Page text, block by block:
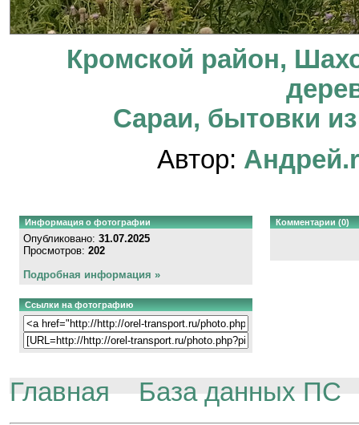
Кромской район,
Сараи, бытовки
Автор:
Информация о фотографии
Опубликовано: 31.07.2025
Просмотров: 202
Подробная информация »
Ссылки на фотографию
Комментарии (0)
Главная База данных ПС